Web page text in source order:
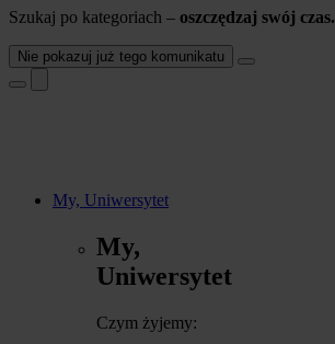
Szukaj po kategoriach – oszczędzaj swój czas.
Nie pokazuj już tego komunikatu
My, Uniwersytet
My,
Uniwersytet
Czym żyjemy: